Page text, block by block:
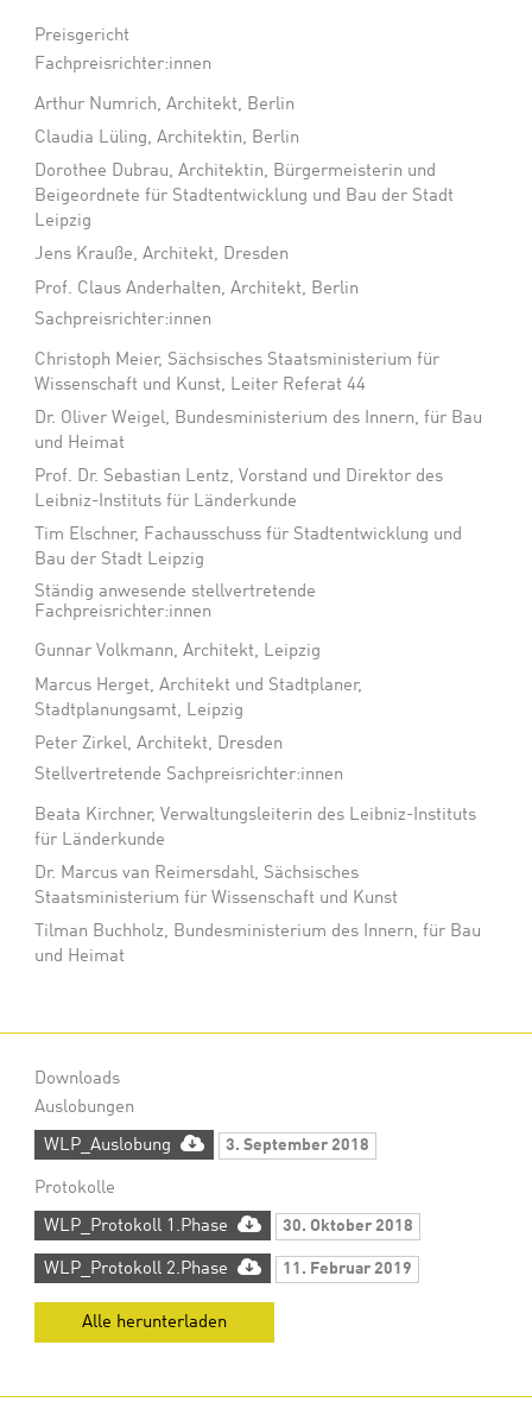
Preisgericht
Fachpreisrichter:innen
Arthur Numrich, Architekt, Berlin
Claudia Lüling, Architektin, Berlin
Dorothee Dubrau, Architektin, Bürgermeisterin und
Beigeordnete für Stadtentwicklung und Bau der Stadt
Leipzig
Jens Krauße, Architekt, Dresden
Prof. Claus Anderhalten, Architekt, Berlin
Sachpreisrichter:innen
Christoph Meier, Sächsisches Staatsministerium für
Wissenschaft und Kunst, Leiter Referat 44
Dr. Oliver Weigel, Bundesministerium des Innern, für Bau
und Heimat
Prof. Dr. Sebastian Lentz, Vorstand und Direktor des
Leibniz-Instituts für Länderkunde
Tim Elschner, Fachausschuss für Stadtentwicklung und
Bau der Stadt Leipzig
Ständig anwesende stellvertretende
Fachpreisrichter:innen
Gunnar Volkmann, Architekt, Leipzig
Marcus Herget, Architekt und Stadtplaner,
Stadtplanungsamt, Leipzig
Peter Zirkel, Architekt, Dresden
Stellvertretende Sachpreisrichter:innen
Beata Kirchner, Verwaltungsleiterin des Leibniz-Instituts
für Länderkunde
Dr. Marcus van Reimersdahl, Sächsisches
Staatsministerium für Wissenschaft und Kunst
Tilman Buchholz, Bundesministerium des Innern, für Bau
und Heimat
Downloads
Auslobungen
WLP_Auslobung 3. September 2018
Protokolle
WLP_Protokoll 1.Phase 30. Oktober 2018
WLP_Protokoll 2.Phase 11. Februar 2019
Alle herunterladen